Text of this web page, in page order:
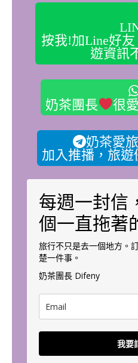
按我!加Line好
遊資訊
奶茶團長 很
奶茶愛
加入推播，旅
每週一封信
個一直拖著
旅行不只是去一個地方。
楚一件事。
奶茶團長 Difeny
我要